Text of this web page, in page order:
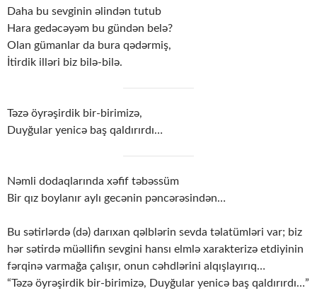
Daha bu sevginin əlindən tutub
Hara gedəcəyəm bu gündən belə?
Olan gümanlar da bura qədərmiş,
İtirdik illəri biz bilə-bilə.
Təzə öyrəşirdik bir-birimizə,
Duyğular yenicə baş qaldırırdı…
Nəmli dodaqlarında xəfif təbəssüm
Bir qız boylanır aylı gecənin pəncərəsindən…
Bu sətirlərdə (də) darıxan qəlblərin sevda təlatümləri var; biz
hər sətirdə müəllifin sevgini hansı elmlə xarakterizə etdiyinin
fərqinə varmağa çalışır, onun cəhdlərini alqışlayırıq…
“Təzə öyrəşirdik bir-birimizə, Duyğular yenicə baş qaldırırdı…”